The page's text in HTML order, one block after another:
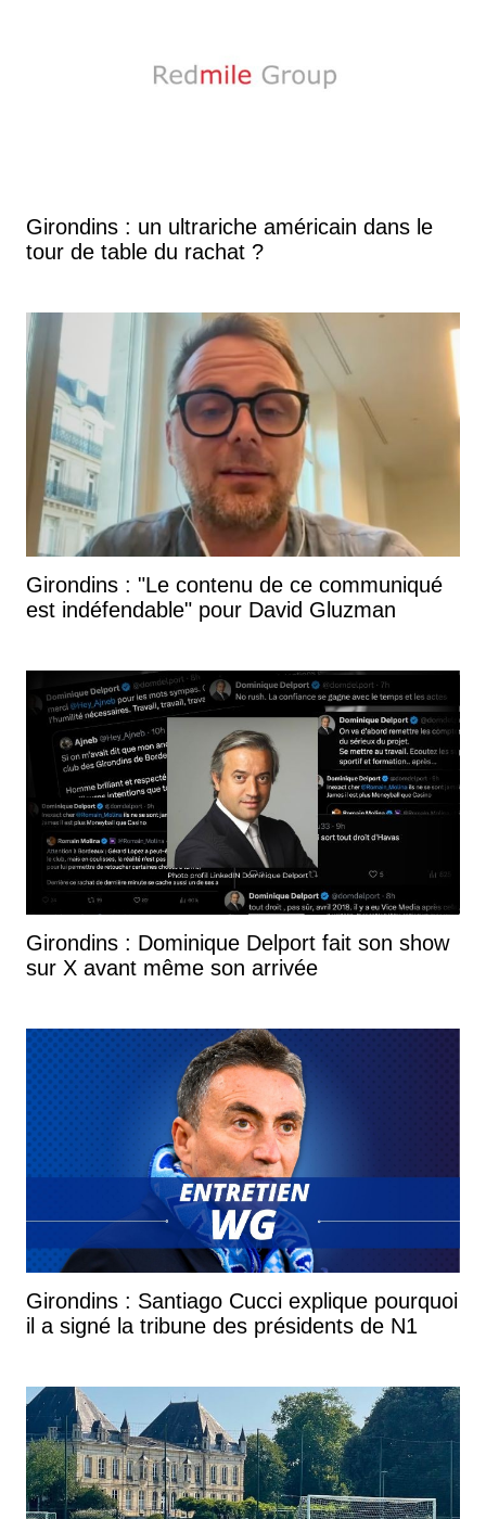
Girondins : un ultrariche américain dans le
tour de table du rachat ?
Girondins : "Le contenu de ce communiqué
est indéfendable" pour David Gluzman
Girondins : Dominique Delport fait son show
sur X avant même son arrivée
Girondins : Santiago Cucci explique pourquoi
il a signé la tribune des présidents de N1